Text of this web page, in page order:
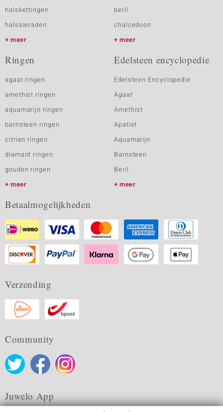
halskettingen
halssieraden
meer
beril
chalcedoon
meer
Ringen
agaat ringen
amethist ringen
aquamarijn ringen
barnsteen ringen
citrien ringen
diamant ringen
gouden ringen
meer
Edelsteen encyclopedie
Edelsteen Encyclopedie
Agaat
Amethist
Apatiet
Aquamarijn
Barnsteen
Beril
meer
Betaalmogelijkheden
Verzending
Community
Juwelo App